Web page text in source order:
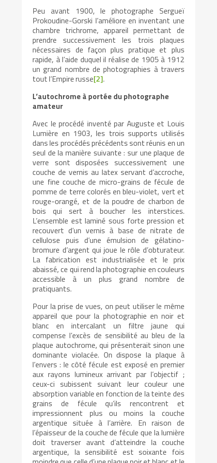
Peu avant 1900, le photographe Sergueï
Prokoudine-Gorski l’améliore en inventant une
chambre trichrome, appareil permettant de
prendre successivement les trois plaques
nécessaires de façon plus pratique et plus
rapide, à l’aide duquel il réalise de 1905 à 1912
un grand nombre de photographies à travers
tout l’Empire russe[2].
L’autochrome à portée du photographe
amateur
Avec le procédé inventé par Auguste et Louis
Lumière en 1903, les trois supports utilisés
dans les procédés précédents sont réunis en un
seul de la manière suivante : sur une plaque de
verre sont disposées successivement une
couche de vernis au latex servant d’accroche,
une fine couche de micro-grains de fécule de
pomme de terre colorés en bleu-violet, vert et
rouge-orangé, et de la poudre de charbon de
bois qui sert à boucher les interstices.
L’ensemble est laminé sous forte pression et
recouvert d’un vernis à base de nitrate de
cellulose puis d’une émulsion de gélatino-
bromure d’argent qui joue le rôle d’obturateur.
La fabrication est industrialisée et le prix
abaissé, ce qui rend la photographie en couleurs
accessible à un plus grand nombre de
pratiquants.
Pour la prise de vues, on peut utiliser le même
appareil que pour la photographie en noir et
blanc en intercalant un filtre jaune qui
compense l’excès de sensibilité au bleu de la
plaque autochrome, qui présenterait sinon une
dominante violacée. On dispose la plaque à
l’envers : le côté fécule est exposé en premier
aux rayons lumineux arrivant par l’objectif ;
ceux-ci subissent suivant leur couleur une
absorption variable en fonction de la teinte des
grains de fécule qu’ils rencontrent et
impressionnent plus ou moins la couche
argentique située à l’arrière. En raison de
l’épaisseur de la couche de fécule que la lumière
doit traverser avant d’atteindre la couche
argentique, la sensibilité est soixante fois